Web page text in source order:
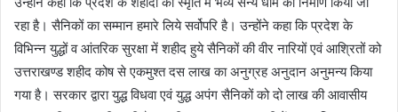
रहा है। सैनिकों का सम्मान हमारे लिये सर्वोपरि है। उन्होंने कहा कि प्रदेश के
विभिन्न युद्धों व आंतरिक सुरक्षा में शहीद हुये सैनिकों की वीर नारियों एवं आश्रितों को
उत्तराखण्ड शहीद कोष से एकमुश्त दस लाख का अनुग्रह अनुदान अनुमन्य किया
गया है। सरकार द्वारा युद्ध विधवा एवं युद्ध अपंग सैनिकों को दो लाख की आवासीय